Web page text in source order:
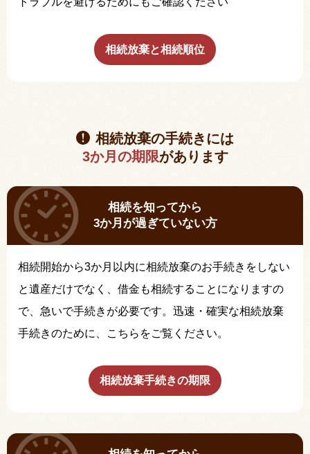
相続放棄と相続順位
相続放棄の手続きには
3か月の期限があります
相続を知ってから
3か月が過ぎていない方
相続開始から3か月以内に相続放棄のお手続きをしない
と遺産だけでなく、借金も相続することになりますの
で、急いで手続きが必要です。迅速・確実な相続放棄
手続きのために、こちらをご覧ください。
相続放棄手続きの期限